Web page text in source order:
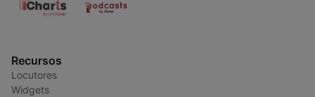
Recursos
Locutores
Widgets